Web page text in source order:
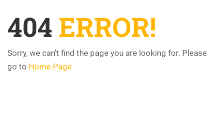
404 ERROR!
Sorry, we can't find the page you are looking for. Please
go to Home Page